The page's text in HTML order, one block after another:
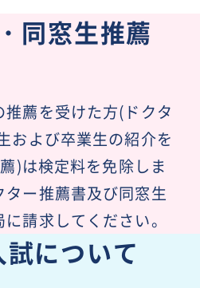
同窓生推薦
薦を受けた方(ドクタ
および卒業生の紹介を
)は検定料を免除しま
ター推薦書及び同窓生
請求してください。
について